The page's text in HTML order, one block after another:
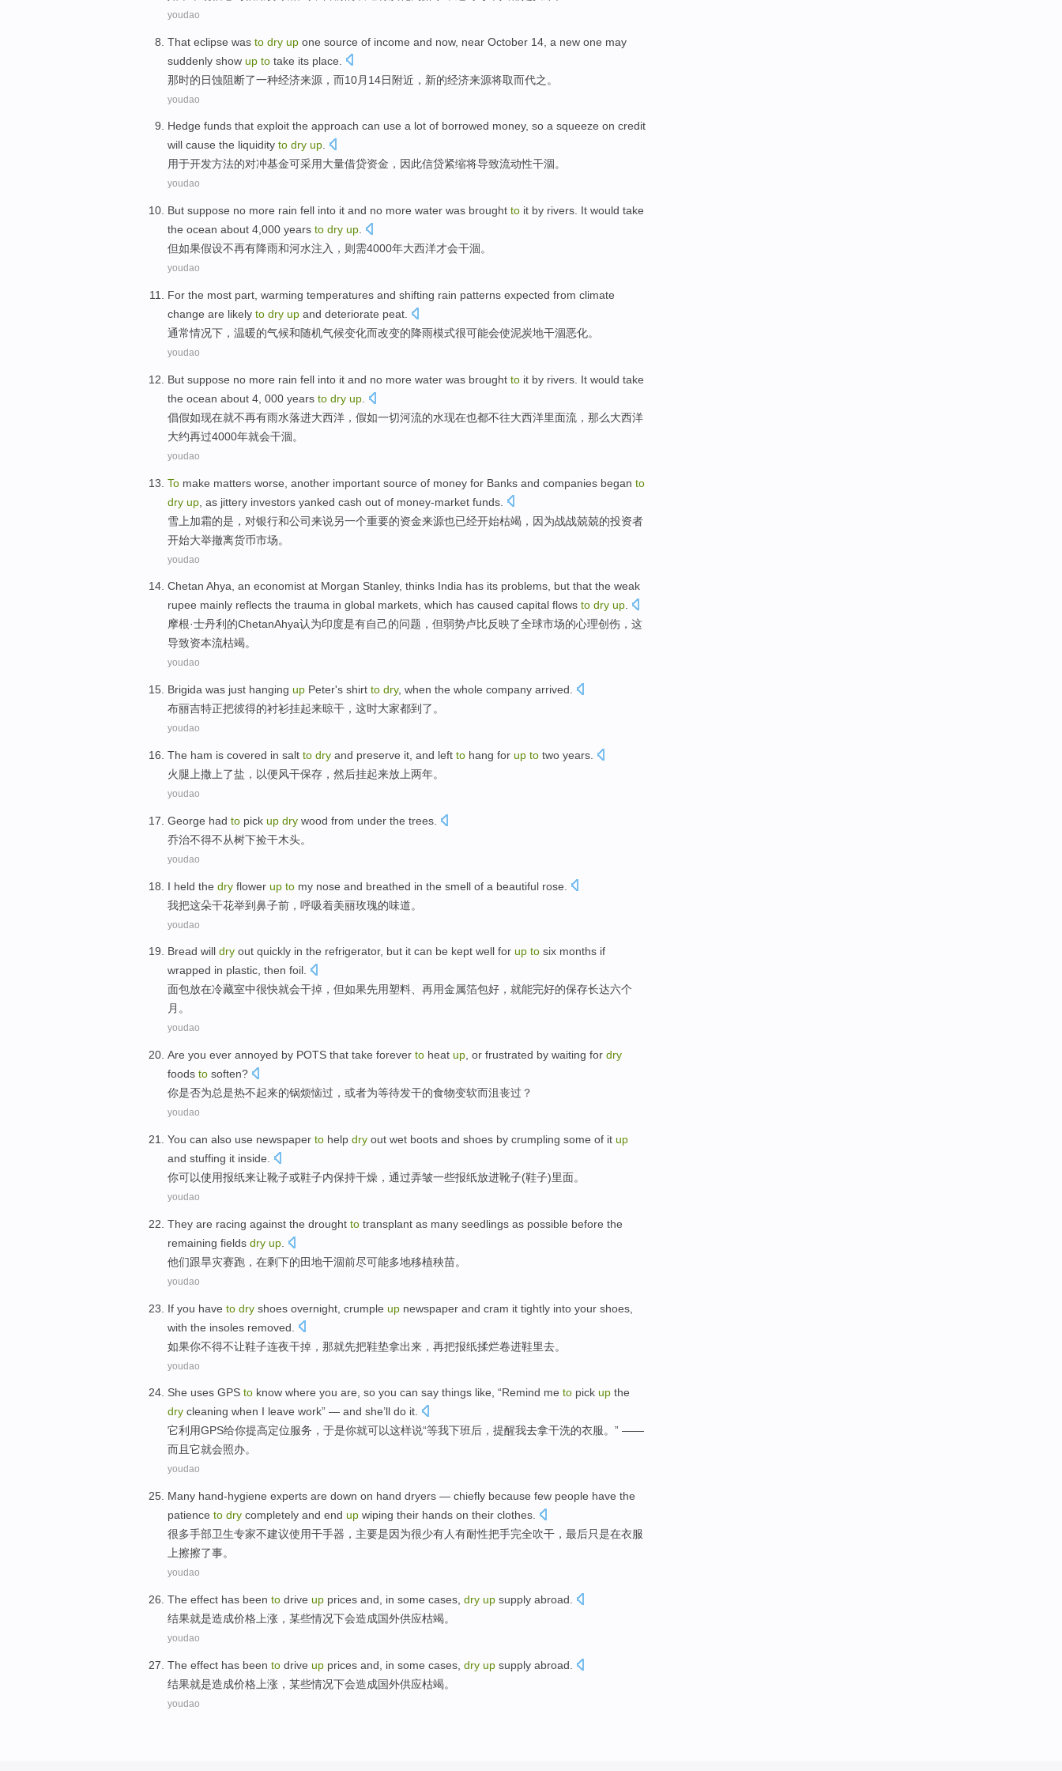
youdao
That eclipse was to dry up one source of income and now, near October 14 , a new one may
suddenly show up to take its place
那时的日蚀阻断了一种经济来源 ， 而10月 14日附近 ， 新的经济来源将取而代之。
youdao
Hedge funds that exploit the approach can use a lot of borrowed money, so a squeeze on credit
will cause the liquidity to dry up.
用于开发方法的对冲基金可采用大量借贷资金 ， 因此信贷紧缩将导致流动性干涸。
youdao
But suppose no more rain fell into it and no more water was brought to it by rivers It would take
the ocean about 4,000 years to dry up
但如果假设不再有降雨和河水注入 ， 则 需4000年大西洋才会干涸。
youdao
For the most part, warming temperatures and shifting rain patterns expected from climate
change are likely to dry up and deteriorate peat
通常情况下， 温暖的气候和随机气候变化而改变的降雨模式很可能会使泥炭地干涸恶化。
youdao
But suppose no more rain fell into it and no more water was brought to it by rivers . It would take
the ocean about 4, 000 years to dry up
倡假如现在就不再有雨水落进大西洋 ，假如一切河流的水现在也都不往大西洋里面流，那么大西洋
大约再过4000年就会干涸。
youdao
To make matters worse another important source of money for Banks and companies began to
dry up as jittery investors yanked cash out of money-market funds
雪上加霜的是， 对银行和公司来说另一个重要的资金来源也已经开始枯竭 ， 因为战战兢兢的投资者
开始大举撤离货币市场。
youdao
Chetan Ahya, an economist at Morgan Stanley, thinks India has its problems, but that the weak
rupee mainly reflects the trauma in global markets, which has caused capital flows to dry up.
摩根·士丹利的ChetanAhya认为印度是有自己的问题 ， 但弱势卢比反映了全球市场的心理创伤 ， 这
导致资本流枯竭。
youdao
Brigida was just hanging up Peter's shirt to dry, when the whole company arrived
布丽吉特正把彼得的衬衫挂起来晾干 ， 这时大家都到了。
youdao
The ham is covered in salt to dry and preserve it and left to hang for up to two years
火腿 上撒 上了盐 ，以便风干保存 ， 然后挂起来放 上两年。
youdao
George had to pick up dry wood from under the trees.
乔治不得不从树下捡干木头。
youdao
I held the dry flower up to my nose and breathed in the smell of a beautiful rose.
我把这朵干花举到鼻子前，呼吸着美丽玫瑰的味道。
youdao
Bread will dry out quickly in the refrigerator, but it can be kept well for up to six months if
wrapped in plastic, then foil.
面包放在冷藏室中很快就会干掉 ， 但如果先用塑料、 再用金属箔包好 ， 就能完好的保存长达六个
月 。
youdao
Are you ever annoyed by POTS that take forever to heat up or frustrated by waiting for dry
foods to soften?
你是否为总是热不起来的锅烦恼过， 或者为等待发干的食物变软而沮丧过？
youdao
You can also use newspaper to help dry out wet boots and shoes by crumpling some of it up
and stuffing it inside
你可以使用报纸来让靴子或鞋子内保持干燥 ， 通过弄皱一些报纸放进靴子(鞋子)里面。
youdao
They are racing against the drought to transplant as many seedlings as possible before the
remaining fields dry up
他们跟旱灾赛跑 ，在剩下的田地干涸前尽可能多地移植秧苗。
youdao
If you have to dry shoes overnight crumple up newspaper and cram it tightly into your shoes
with the insoles removed
如果你不得不让鞋子连夜干掉， 那就先把鞋垫拿出来， 再把报纸揉烂卷进鞋里去。
youdao
She uses GPS to know where you are, so you can say things like, “Remind me to pick up the
dry cleaning when I leave work” — and she’ll do it.
它利用GPS给你提高定位服务， 于是你就可以这样说“等我下班后 ， 提醒我去拿干洗的衣服。” ——
而且 它就会照办。
youdao
Many hand-hygiene experts are down on hand dryers — chiefly because few people have the
patience to dry completely and end up wiping their hands on their clothes
很多手部卫生专家不建议使用干手器 ， 主要是因为很少有人有耐性把手完全吹干， 最后只是在衣服
上擦擦了事。
youdao
The effect has been to drive up prices and, in some cases dry up supply abroad
结果就是造成价格上涨 ， 某些情况下会造成国外供应枯竭。
youdao
The effect has been to drive up prices and, in some cases dry up supply abroad
结果就是造成价格上涨 ， 某些情况下会造成国外供应枯竭。
youdao